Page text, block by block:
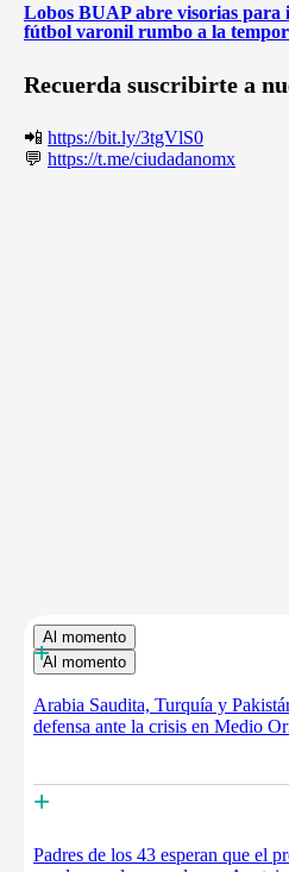
Lobos BUAP abre visorias para
fútbol varonil rumbo a la
Recuerda suscribirte a
📲 https://bit.ly/3tgVlS0
💬 https://t.me/ciudadanomx
Al momento
Al momento
+
Arabia Saudita, Turquía y
defensa ante la crisis en Medio
+
Padres de los 43 esperan que el